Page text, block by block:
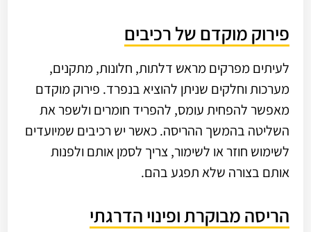
פירוק מוקדם של רכיבים
לעיתים מפרקים מראש דלתות, חלונות, מתקנים,
מערכות וחלקים שניתן להוציא בנפרד. פירוק מוקדם
מאפשר להפחית עומס, להפריד חומרים ולשפר את
השליטה בהמשך ההריסה. כאשר יש רכיבים שמיועדים
לשימוש חוזר או לשימור, צריך לסמן אותם ולפנות
אותם בצורה שלא תפגע בהם.
הריסה מבוקרת ופינוי הדרגתי